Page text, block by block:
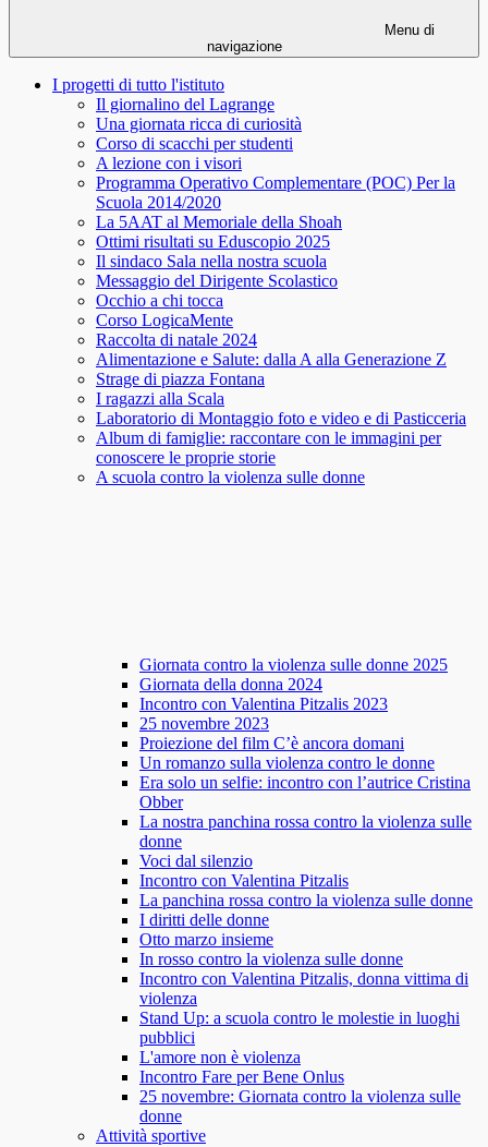
Menu di
navigazione
I progetti di tutto l'istituto
Il giornalino del Lagrange
Una giornata ricca di curiosità
Corso di scacchi per studenti
A lezione con i visori
Programma Operativo Complementare (POC) Per la
Scuola 2014/2020
La 5AAT al Memoriale della Shoah
Ottimi risultati su Eduscopio 2025
Il sindaco Sala nella nostra scuola
Messaggio del Dirigente Scolastico
Occhio a chi tocca
Corso LogicaMente
Raccolta di natale 2024
Alimentazione e Salute: dalla A alla Generazione Z
Strage di piazza Fontana
I ragazzi alla Scala
Laboratorio di Montaggio foto e video e di Pasticceria
Album di famiglie: raccontare con le immagini per
conoscere le proprie storie
A scuola contro la violenza sulle donne
Giornata contro la violenza sulle donne 2025
Giornata della donna 2024
Incontro con Valentina Pitzalis 2023
25 novembre 2023
Proiezione del film C’è ancora domani
Un romanzo sulla violenza contro le donne
Era solo un selfie: incontro con l’autrice Cristina
Obber
La nostra panchina rossa contro la violenza sulle
donne
Voci dal silenzio
Incontro con Valentina Pitzalis
La panchina rossa contro la violenza sulle donne
I diritti delle donne
Otto marzo insieme
In rosso contro la violenza sulle donne
Incontro con Valentina Pitzalis, donna vittima di
violenza
Stand Up: a scuola contro le molestie in luoghi
pubblici
L'amore non è violenza
Incontro Fare per Bene Onlus
25 novembre: Giornata contro la violenza sulle
donne
Attività sportive